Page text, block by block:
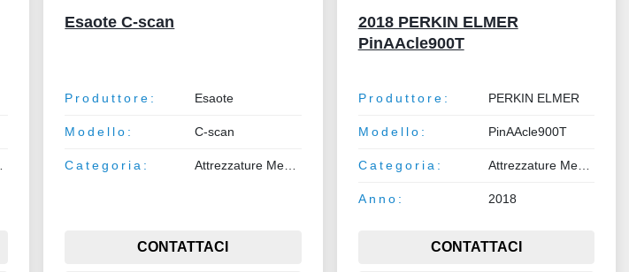
Esaote C-scan
Produttore: Esaote
Modello: C-scan
Categoria:
CONTATTACI
2018 PERKIN ELMER
PinAAcle900T
Produttore: PERKIN ELMER
Modello: PinAAcle900T
Categoria: Attrezzature Medicali
Anno: 2018
CONTATTACI